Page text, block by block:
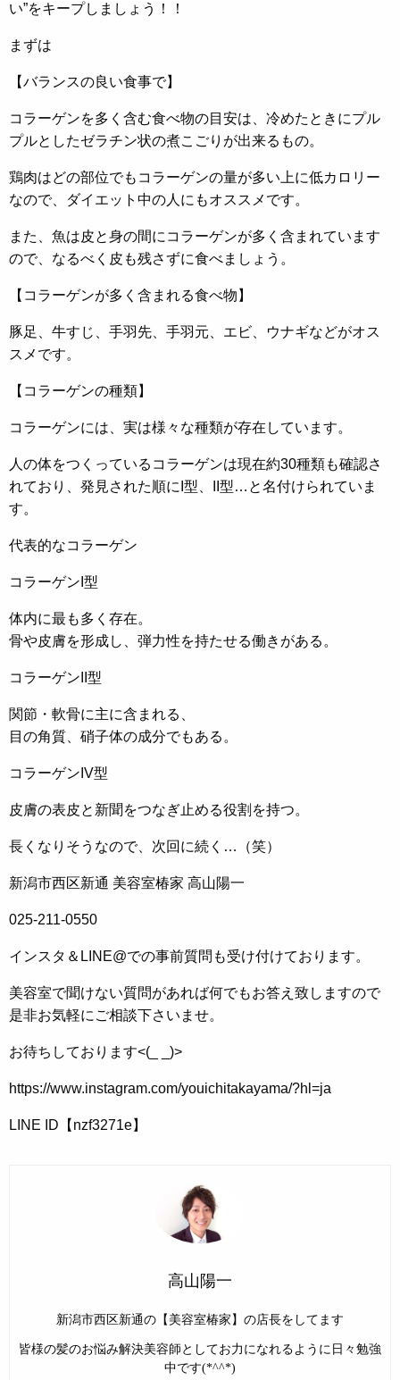
い”をキープしましょう！！
まずは
【バランスの良い食事で】
コラーゲンを多く含む食べ物の目安は、冷めたときにプル
プルとしたゼラチン状の煮こごりが出来るもの。
鶏肉はどの部位でもコラーゲンの量が多い上に低カロリー
なので、ダイエット中の人にもオススメです。
また、魚は皮と身の間にコラーゲンが多く含まれています
ので、なるべく皮も残さずに食べましょう。
【コラーゲンが多く含まれる食べ物】
豚足、牛すじ、手羽先、手羽元、エビ、ウナギなどがオス
スメです。
【コラーゲンの種類】
コラーゲンには、実は様々な種類が存在しています。
人の体をつくっているコラーゲンは現在約30種類も確認さ
れており、発見された順にI型、II型…と名付けられていま
す。
代表的なコラーゲン
コラーゲンI型
体内に最も多く存在。
骨や皮膚を形成し、弾力性を持たせる働きがある。
コラーゲンII型
関節・軟骨に主に含まれる、
目の角質、硝子体の成分でもある。
コラーゲンIV型
皮膚の表皮と新聞をつなぎ止める役割を持つ。
長くなりそうなので、次回に続く…（笑）
新潟市西区新通 美容室椿家 高山陽一
025-211-0550
インスタ＆LINE@での事前質問も受け付けております。
美容室で聞けない質問があれば何でもお答え致しますので
是非お気軽にご相談下さいませ。
お待ちしております<(_ _)>
https://www.instagram.com/youichitakayama/?hl=ja
LINE ID【nzf3271e】
高山陽一
新潟市西区新通の【美容室椿家】の店長をしてます
皆様の髪のお悩み解決美容師としてお力になれるように日々勉強
中です(*^^*)